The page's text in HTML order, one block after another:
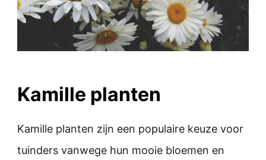
Kamille planten
Kamille planten zijn een populaire keuze voor
tuinders vanwege hun mooie bloemen en